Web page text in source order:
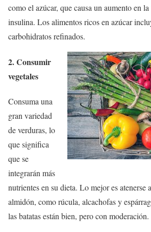
como el azúcar, que causa un aumento en
insulina. Los alimentos ricos en azúcar
carbohidratos refinados.
2. Consumir
vegetales
Consuma una
gran variedad
de verduras, lo
que significa
que se
integrarán más
nutrientes en su dieta. Lo mejor es atenerse
almidón, como rúcula, alcachofas y
las batatas están bien, pero con moderación.